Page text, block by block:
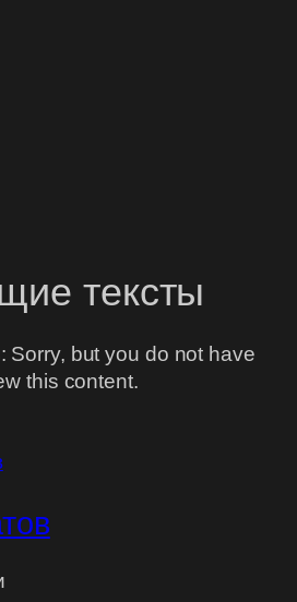
тексты
Sorry, but you do not have
this content.